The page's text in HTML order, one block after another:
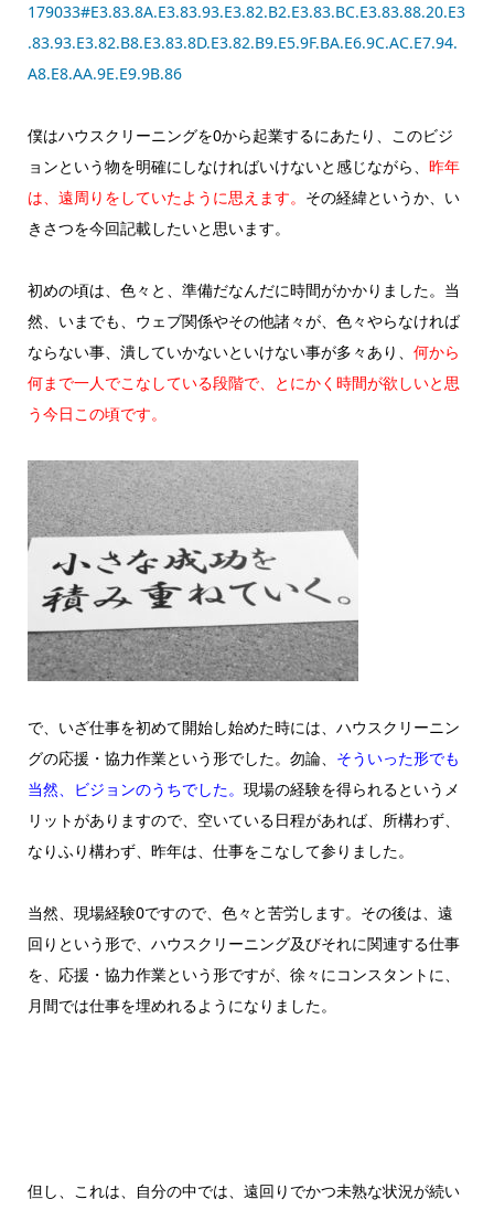
179033#E3.83.8A.E3.83.93.E3.82.B2.E3.83.BC.E3.83.88.20.E3
.83.93.E3.82.B8.E3.83.8D.E3.82.B9.E5.9F.BA.E6.9C.AC.E7.94.
A8.E8.AA.9E.E9.9B.86
僕はハウスクリーニングを0から起業するにあたり、このビジ
ョンという物を明確にしなければいけないと感じながら、 昨年
は、遠周りをしていたように思えます。 その経緯というか、い
きさつを今回記載したいと思います。
初めの頃は、色々と、準備だなんだに時間がかかりました。当
然、いまでも、ウェブ関係やその他諸々が、色々やらなければ
ならない事、潰していかないといけない事が多々あり、 何から
何まで一人でこなしている段階で、とにかく時間が欲しいと思
う今日この頃です。
で、いざ仕事を初めて開始し始めた時には、ハウスクリーニン
グの応援・協力作業という形でした。勿論、 そういった形でも
当然、ビジョンのうちでした。 現場の経験を得られるというメ
リットがありますので、空いている日程があれば、所構わず、
なりふり構わず、昨年は、仕事をこなして参りました。
当然、現場経験0ですので、色々と苦労します。その後は、遠
回りという形で、ハウスクリーニング及びそれに関連する仕事
を、応援・協力作業という形ですが、徐々にコンスタントに、
月間では仕事を埋めれるようになりました。
但し、これは、自分の中では、遠回りでかつ未熟な状況が続い